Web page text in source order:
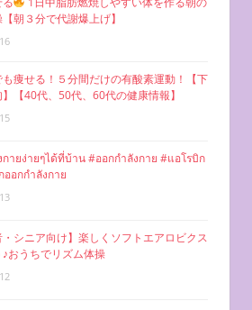
朝３分で代謝爆上げ】
痩せる！５分間だけの有酸素運動！【下
【40代、50代、60代の健康情報】
กายง่ายๆได้ที่บ้าน #ออกกำลังกาย #แอโรบิก
อกกำลังกาย
・シニア向け】楽しくソフトエアロビクス
おうちでリズム体操